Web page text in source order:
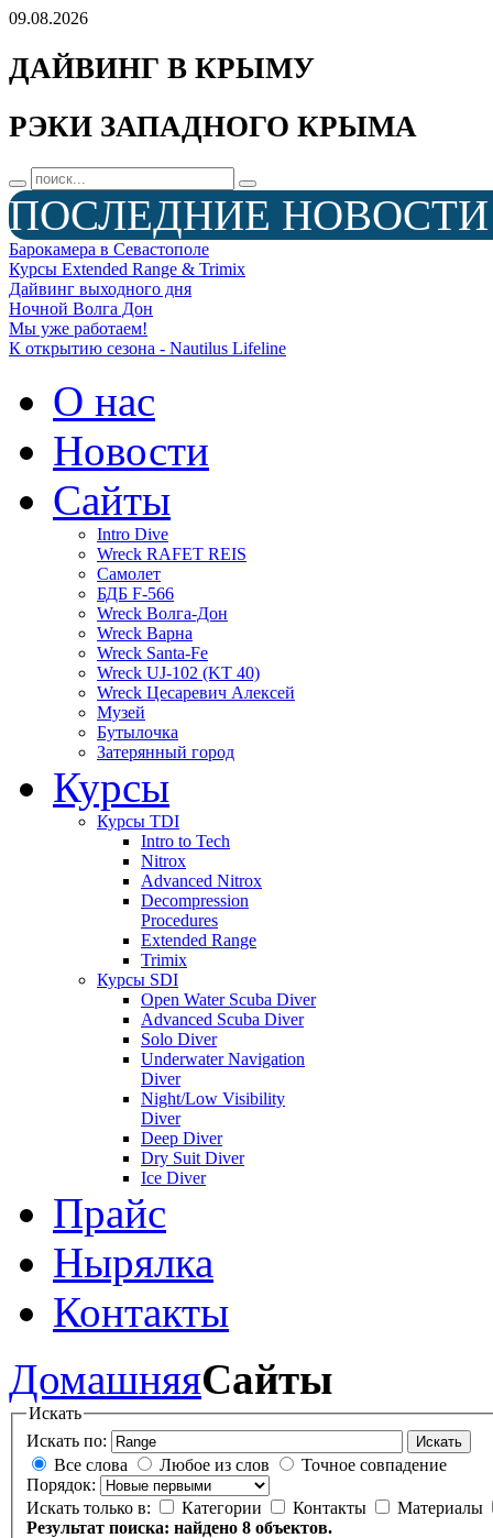
09.08.2026
ДАЙВИНГ В КРЫМУ
РЭКИ ЗАПАДНОГО КРЫМА
ПОСЛЕДНИЕ НОВОСТИ
Барокамера в Севастополе
Курсы Extended Range & Trimix
Дайвинг выходного дня
Ночной Волга Дон
Мы уже работаем!
К открытию сезона - Nautilus Lifeline
О нас
Новости
Сайты
Intro Dive
Wreck RAFET REIS
Самолет
БДБ F-566
Wreck Волга-Дон
Wreck Варна
Wreck Santa-Fe
Wreck UJ-102 (KT 40)
Wreck Цесаревич Алексей
Музей
Бутылочка
Затерянный город
Курсы
Курсы TDI
Intro to Tech
Nitrox
Advanced Nitrox
Decompression
Procedures
Extended Range
Trimix
Курсы SDI
Open Water Scuba Diver
Advanced Scuba Diver
Solo Diver
Underwater Navigation
Diver
Night/Low Visibility
Diver
Deep Diver
Dry Suit Diver
Ice Diver
Прайс
Нырялка
Контакты
ДомашняяСайты
Искать
Искать по:
Искать
Все слова Любое из слов
Точное совпадение
Порядок:
Искать только в:
Категории Контакты
Материалы
Результат поиска: найдено 8 объектов.